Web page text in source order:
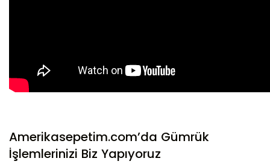
Amerikasepetim.com’da Gümrük
İşlemlerinizi Biz Yapıyoruz